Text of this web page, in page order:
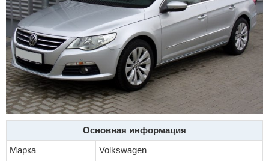
Основная информация
Марка
Volkswagen